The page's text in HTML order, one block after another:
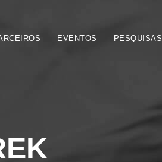
EVENTOS PESQUISAS